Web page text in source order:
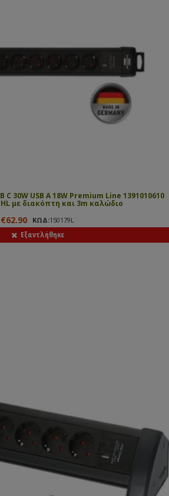
30W USB A 18W Premium Line 1391010610
με διακόπτη και 3m καλώδιο
€62.90 ΚΩΔ:150179L
Eξαντλήθηκε